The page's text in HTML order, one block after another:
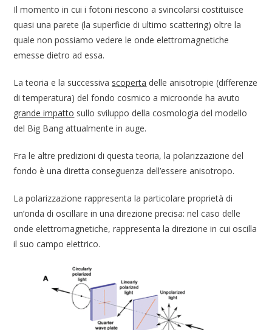
Il momento in cui i fotoni riescono a svincolarsi costituisce
quasi una parete (la superficie di ultimo scattering) oltre la
quale non possiamo vedere le onde elettromagnetiche
emesse dietro ad essa.
La teoria e la successiva scoperta delle anisotropie (differenze
di temperatura) del fondo cosmico a microonde ha avuto
grande impatto sullo sviluppo della cosmologia del modello
del Big Bang attualmente in auge.
Fra le altre predizioni di questa teoria, la polarizzazione del
fondo è una diretta conseguenza dell’essere anisotropo.
La polarizzazione rappresenta la particolare proprietà di
un’onda di oscillare in una direzione precisa: nel caso delle
onde elettromagnetiche, rappresenta la direzione in cui oscilla
il suo campo elettrico.